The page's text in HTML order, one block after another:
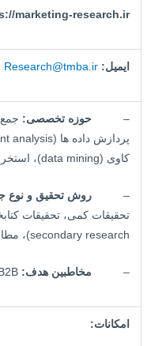
marketing-research.ir
ایمیل:
Research@tmba.ir
– حوزه تخصصی:
کاوی (data mining)، استخراج بینش (insight generation)،
– روش تحقیق و نوع
secondary research)، مطالعه بازار (market visit)
– مخاطبین هدف:
امکانات: